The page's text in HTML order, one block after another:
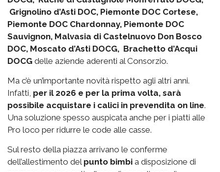
Grignolino d’Asti DOC, Piemonte DOC Cortese,
Piemonte DOC Chardonnay, Piemonte DOC
Sauvignon, Malvasia di Castelnuovo Don Bosco
DOC, Moscato d’Asti DOCG, Brachetto d’Acqui
DOCG delle aziende aderenti al Consorzio.
Ma c’è un’importante novità rispetto agli altri anni.
Infatti, per il 2026 e per la prima volta, sarà
possibile acquistare i calici in prevendita on line.
Una soluzione spesso auspicata anche per i piatti alle
Pro loco per ridurre le code alle casse.
Sul resto della piazza arrivano le conferme
dell’allestimento del punto bimbi a disposizione di